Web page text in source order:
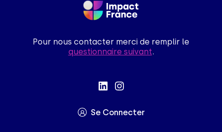
Pour nous contacter merci de remplir le
questionnaire suivant.
Se Connecter